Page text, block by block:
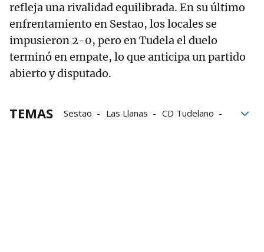
refleja una rivalidad equilibrada. En su último
enfrentamiento en Sestao, los locales se
impusieron 2-0, pero en Tudela el duelo
terminó en empate, lo que anticipa un partido
abierto y disputado.
TEMAS Sestao Las Llanas
CD Tudelano